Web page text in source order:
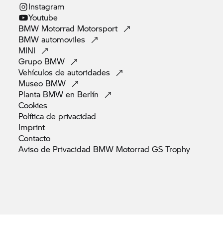
Instagram
Youtube
BMW Motorrad Motorsport
BMWautomoviles
MINI
Grupo BMW
Vehículos deautoridades
Museo BMW
Planta BMW en Berlín
Cookies
Política de privacidad
Imprint
Contacto
Aviso de Privacidad BMW Motorrad GSTrophy